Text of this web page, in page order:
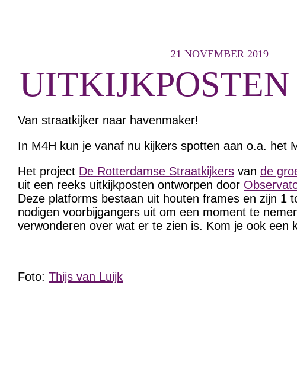
21 NOVEMBER 2019
Van straatkijker naar havenmaker!
In M4H kun je vanaf nu kijkers spotten aan o.a. het
Het project De Rotterdamse Straatkijkers van de
uit een reeks uitkijkposten ontworpen door
Deze platforms bestaan uit houten frames en zijn 1
nodigen voorbijgangers uit om een moment te
verwonderen over wat er te zien is. Kom je ook een
Foto: Thijs van Luijk